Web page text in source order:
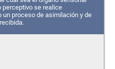
perceptivo se realice
proceso de asimilación y de